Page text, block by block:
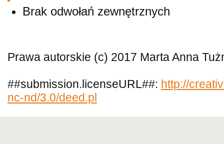
Brak odwołań zewnętrznych
Prawa autorskie (c) 2017 Marta Anna
##submission.licenseURL##: http://
nc-nd/3.0/deed.pl